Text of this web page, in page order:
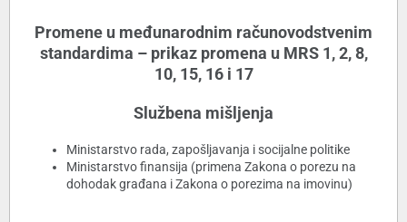
Promene u međunarodnim računovodstvenim
standardima – prikaz promena u MRS 1, 2, 8,
10, 15, 16 i 17
Službena mišljenja
Ministarstvo rada, zapošljavanja i socijalne politike
Ministarstvo finansija (primena Zakona o porezu na
dohodak građana i Zakona o porezima na imovinu)